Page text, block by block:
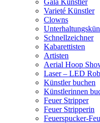
Gala Künstler
Varieté Künstler
Clowns
Schnellzeichner
Kabarettisten
Artisten
Aerial Hoop
Laser – LED
Künstler buchen
Künstlerinnen
Feuer Stripper
Feuer Stripperin
Feuerspucker-